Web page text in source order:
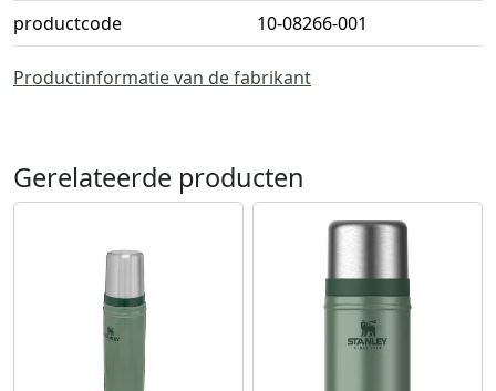
productcode
10-08266-001
Productinformatie van de fabrikant
Gerelateerde producten